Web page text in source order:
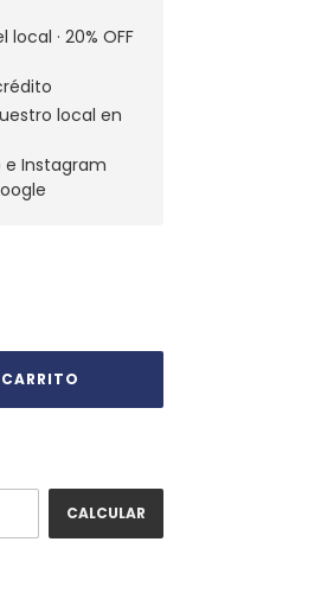
· 20% OFF
local en
e Instagram
CALCULAR